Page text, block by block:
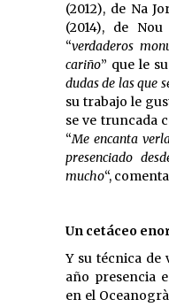
(2012), de Na
(2014), de
“verdaderos
cariño” que le
dudas de las que
su trabajo le
se ve truncada
“Me encanta
presenciado
mucho“,
Un cetáceo
Y su técnica de
año presencia
en el